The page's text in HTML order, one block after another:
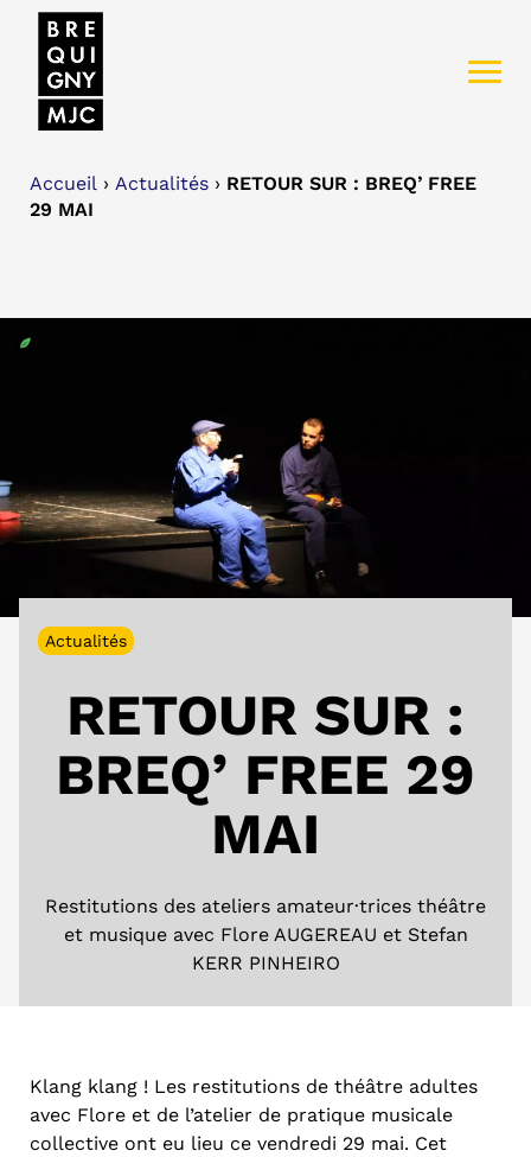
Accueil › Actualités › RETOUR SUR : BREQ’ FREE
29 MAI
Actualités
RETOUR SUR :
BREQ’ FREE 29
MAI
Restitutions des ateliers amateur·trices théâtre
et musique avec Flore AUGEREAU et Stefan
KERR PINHEIRO
Klang klang ! Les restitutions de théâtre adultes
avec Flore et de l’atelier de pratique musicale
collective ont eu lieu ce vendredi 29 mai. Cet